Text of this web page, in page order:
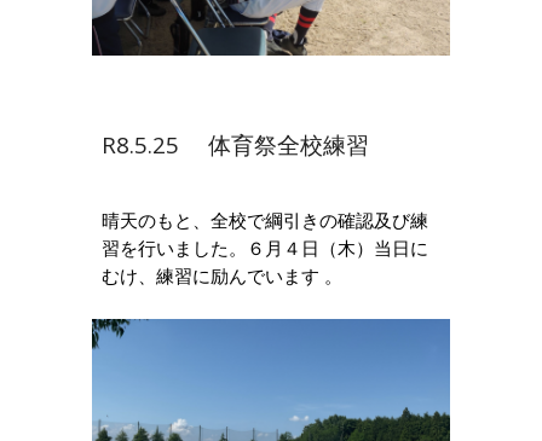
R8.5.25 体育祭全校練習
晴天のもと、全校で綱引きの確認及び練
習を行いました。６月４日（木）当日に
むけ、練習に励んでいます 。